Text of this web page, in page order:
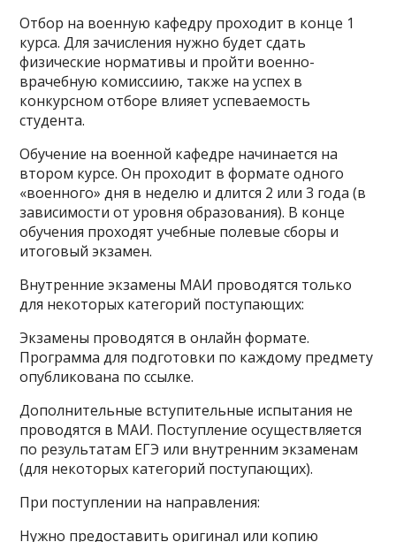
Отбор на военную кафедру проходит в конце 1
курса. Для зачисления нужно будет сдать
физические нормативы и пройти военно-
врачебную комиссиию, также на успех в
конкурсном отборе влияет успеваемость
студента.
Обучение на военной кафедре начинается на
втором курсе. Он проходит в формате одного
«военного» дня в неделю и длится 2 или 3 года (в
зависимости от уровня образования). В конце
обучения проходят учебные полевые сборы и
итоговый экзамен.
Внутренние экзамены МАИ проводятся только
для некоторых категорий поступающих:
Экзамены проводятся в онлайн формате.
Программа для подготовки по каждому предмету
опубликована по ссылке.
Дополнительные вступительные испытания не
проводятся в МАИ. Поступление осуществляется
по результатам ЕГЭ или внутренним экзаменам
(для некоторых категорий поступающих).
При поступлении на направления:
Нужно предоставить оригинал или копию